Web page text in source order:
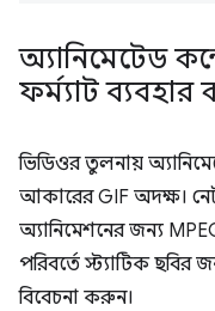
অ্যানিমেটেড
ফর্ম্যাট
ভিডিওর তুলনায়
আকারের GIF অদক্ষ।
অ্যানিমেশনের জন্য
পরিবর্তে স্ট্যাটিক
বিবেচনা করুন।